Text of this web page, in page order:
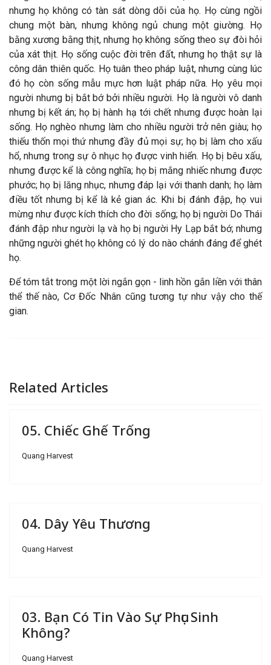
nhưng họ không có tàn sát dòng dõi của họ. Họ cùng ngồi
chung một bàn, nhưng không ngủ chung một giường. Họ
bằng xương bằng thịt, nhưng họ không sống theo sự đòi hỏi
của xát thịt. Họ sống cuộc đời trên đất, nhưng họ thật sự là
công dân thiên quốc. Họ tuân theo pháp luật, nhưng cùng lúc
đó họ còn sống mẫu mực hơn luật pháp nữa. Họ yêu mọi
người nhưng bị bắt bớ bởi nhiều người. Họ là người vô danh
nhưng bị kết án; họ bị hành hạ tới chết nhưng được hoàn lại
sống. Họ nghèo nhưng làm cho nhiều người trở nên giàu; họ
thiếu thốn mọi thứ nhưng đầy đủ mọi sự; họ bị làm cho xấu
hổ, nhưng trong sự ô nhục họ được vinh hiển. Họ bị bêu xấu,
nhưng được kể là công nghĩa; họ bị mắng nhiếc nhưng được
phước; họ bị lăng nhục, nhưng đáp lại với thanh danh; họ làm
điều tốt nhưng bị kể là kẻ gian ác. Khi bị đánh đập, họ vui
mừng như được kích thích cho đời sống; họ bị người Do Thái
đánh đập như người lạ và họ bị người Hy Lạp bắt bớ; nhưng
những người ghét họ không có lý do nào chánh đáng để ghét
họ.
Để tóm tắt trong một lời ngắn gọn - linh hồn gắn liền với thân
thể thế nào, Cơ Đốc Nhân cũng tương tự như vậy cho thế
gian.
Related Articles
05. Chiếc Ghế Trống
Quang Harvest
04. Dây Yêu Thương
Quang Harvest
03. Bạn Có Tin Vào Sự Phục Sinh
Không?
Quang Harvest